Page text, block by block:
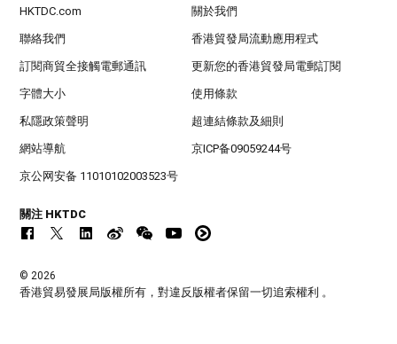
HKTDC.com 關於我們
聯絡我們 香港貿發局流動應用程式
訂閱商貿全接觸電郵通訊 更新您的香港貿發局電郵訂閱
字體大小 使用條款
私隱政策聲明 超連結條款及細則
網站導航 京ICP备09059244号
京公网安备 11010102003523号
關注 HKTDC
© 2026
香港貿易發展局版權所有，對違反版權者保留一切追索權利 。